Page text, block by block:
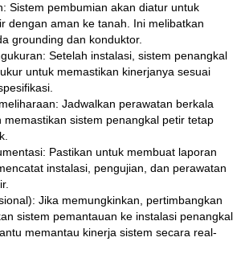
Sistem pembumian akan diatur untuk
dengan aman ke tanah. Ini melibatkan
grounding dan konduktor.
Setelah instalasi, sistem penangkal
untuk memastikan kinerjanya sesuai
Jadwalkan perawatan berkala
memastikan sistem penangkal petir tetap
Pastikan untuk membuat laporan
instalasi, pengujian, dan perawatan
Jika memungkinkan, pertimbangkan
sistem pemantauan ke instalasi penangkal
memantau kinerja sistem secara real-